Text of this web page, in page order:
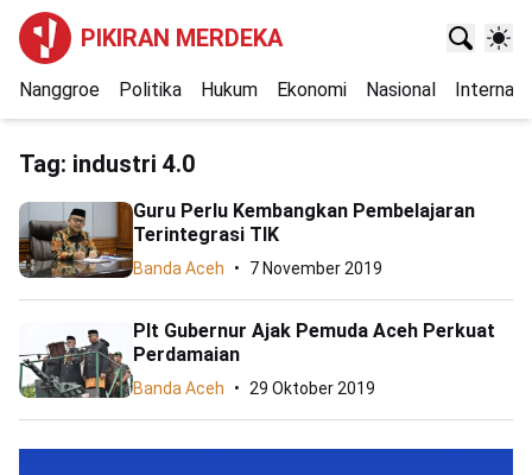
PIKIRAN MERDEKA
Nanggroe Politika Hukum Ekonomi Nasional
Tag: industri 4.0
Guru Perlu Kembangkan Pembelajaran
Terintegrasi TIK
Banda Aceh 7 November 2019
Plt Gubernur Ajak Pemuda Aceh Perkuat
Perdamaian
Banda Aceh 29 Oktober 2019